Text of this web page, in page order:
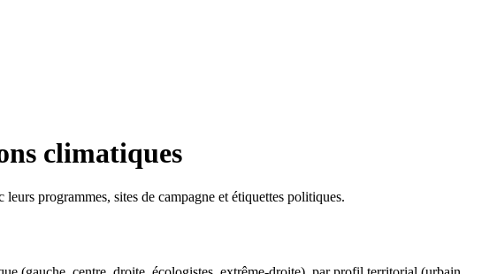
climatiques
programmes, sites de campagne et étiquettes politiques.